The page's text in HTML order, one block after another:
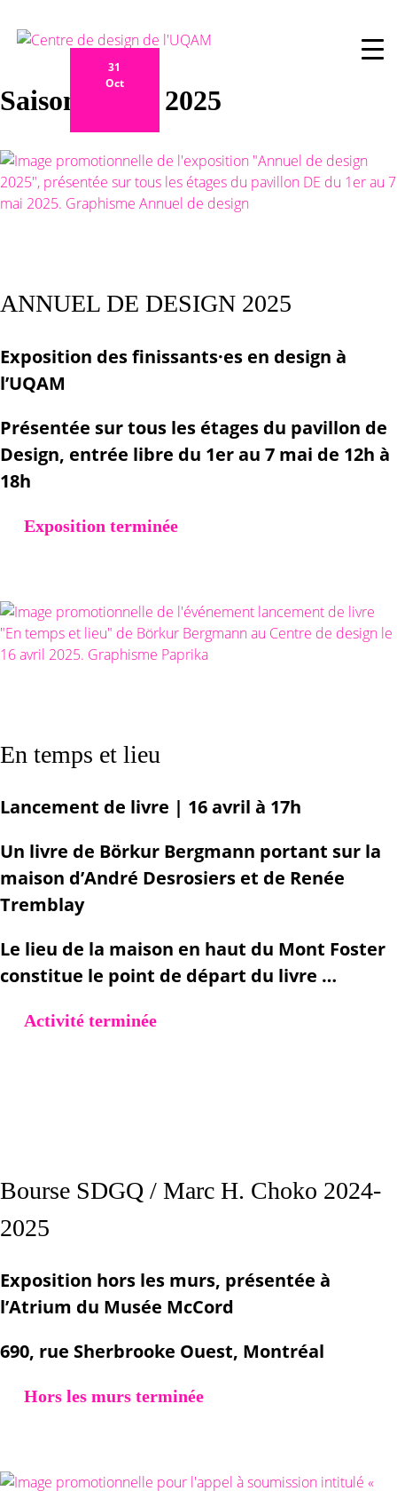
Saison 2024 / 2025
1 Mai
—
ANNUEL DE DESIGN 2025
Exposition des finissants·es en design à
l’UQAM
Présentée sur tous les étages du pavillon de
Design, entrée libre du 1er au 7 mai de 12h à
18h
Exposition terminée
16
Avr
En temps et lieu
Lancement de livre | 16 avril à 17h
Un livre de Börkur Bergmann portant sur la
maison d’André Desrosiers et de Renée
Tremblay
Le lieu de la maison en haut du Mont Foster
constitue le point de départ du livre …
Activité terminée
19 Mar
—
Bourse SDGQ / Marc H. Choko 2024-
2025
Exposition hors les murs, présentée à
l’Atrium du Musée McCord
690, rue Sherbrooke Ouest, Montréal
Hors les murs terminée
6 Déc
—
13 Fév
—
5
Déc
28 Nov
—
8
Nov
7
Nov
31
Oct